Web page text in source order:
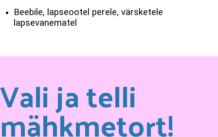
Beebile, lapseootel perele, värsketele
lapsevanematel
Vali ja telli
mähkmetort!